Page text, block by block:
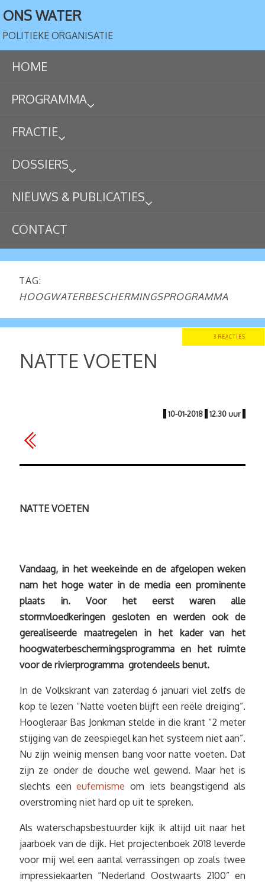
ONS WATER
POLITIEKE ORGANISATIE
HOME
PROGRAMMA
FRACTIE
DOSSIERS
NIEUWS & PUBLICATIES
CONTACT
TAG:
HOOGWATERBESCHERMINGSPROGRAMMA
3 REACTIES
NATTE VOETEN
| 10-01-2018 | 12.30 uur |
NATTE VOETEN
Vandaag, in het weekeinde en de afgelopen weken
nam het hoge water in de media een prominente
plaats in. Voor het eerst waren alle
stormvloedkeringen gesloten en werden ook de
gerealiseerde maatregelen in het kader van het
hoogwaterbeschermingsprogramma en het ruimte
voor de rivierprogramma grotendeels benut.
In de Volkskrant van zaterdag 6 januari viel zelfs de
kop te lezen “Natte voeten blijft een reële dreiging”.
Hoogleraar Bas Jonkman stelde in die krant “2 meter
stijging van de zeespiegel kan het systeem niet aan”.
Nu zijn weinig mensen bang voor natte voeten. Dat
zijn ze onder de douche wel gewend. Maar het is
slechts eeneufemisme om iets beangstigend als
overstroming niet hard op uit te spreken.
Als waterschapsbestuurder kijk ik altijd uit naar het
jaarboek van de dijk. Het projectenboek 2018 leverde
voor mij wel een aantal verrassingen op zoals twee
impressiekaarten “Nederland Oostwaarts 2100” en